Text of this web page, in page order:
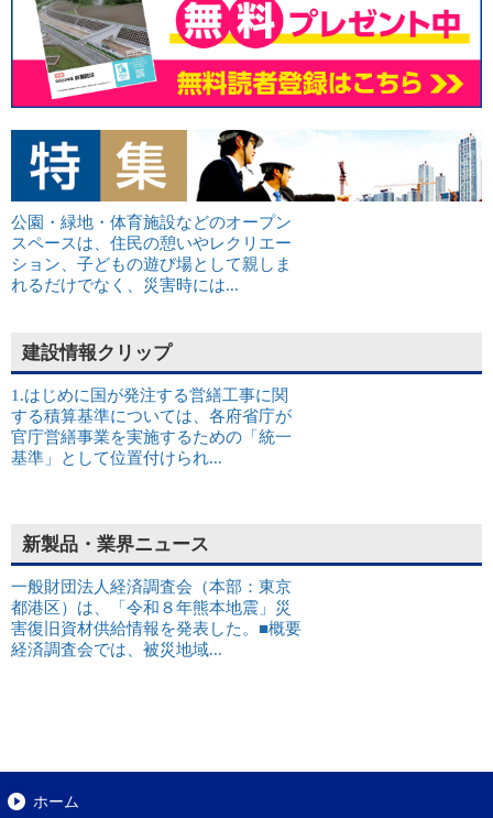
公園・緑地・体育施設などのオープン
スペースは、住民の憩いやレクリエー
ション、子どもの遊び場として親しま
れるだけでなく、災害時には...
建設情報クリップ
1.はじめに国が発注する営繕工事に関
する積算基準については、各府省庁が
官庁営繕事業を実施するための「統一
基準」として位置付けられ...
新製品・業界ニュース
一般財団法人経済調査会（本部：東京
都港区）は、「令和８年熊本地震」災
害復旧資材供給情報を発表した。■概要
経済調査会では、被災地域...
ホーム